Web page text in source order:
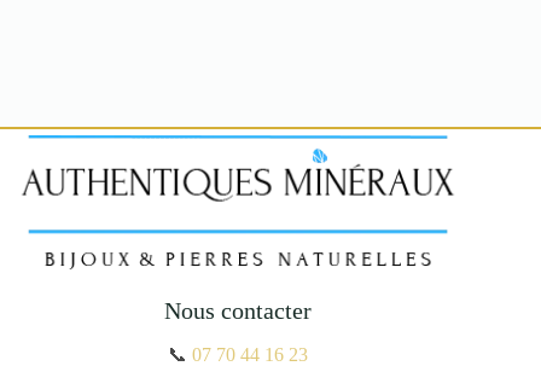
Nous contacter
📞07 70 44 16 23